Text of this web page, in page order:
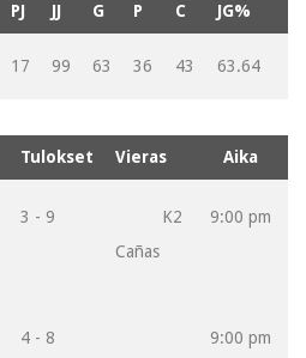
PJ JJ G P C JG%
17 99 63 36 43 63.64
Tulokset Vieras Aika
3 - 9
K2
Cañas
9:00 pm
4 - 8
9:00 pm